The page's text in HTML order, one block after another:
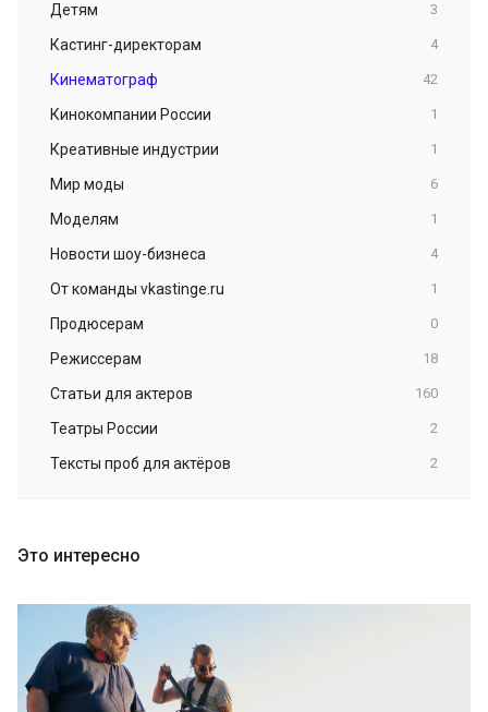
Детям 3
Кастинг-директорам 4
Кинематограф 42
Кинокомпании России 1
Креативные индустрии 1
Мир моды 6
Моделям 1
Новости шоу-бизнеса 4
От команды vkastinge.ru 1
Продюсерам 0
Режиссерам 18
Статьи для актеров 160
Театры России 2
Тексты проб для актёров 2
Это интересно